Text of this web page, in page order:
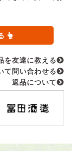
を友達に教える
て問い合わせる
返品について